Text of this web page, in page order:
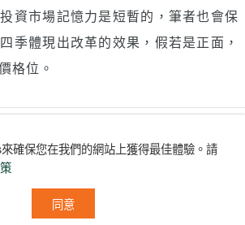
資市場記憶力是短暫的，筆者也會保
季體現出改革的效果，假若是正面，
格位。
沒有評論
確保您在我們的網站上獲得最佳體驗。請
同意